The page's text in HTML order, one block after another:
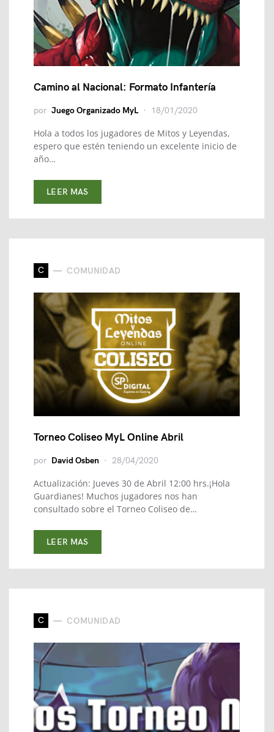
Camino al Nacional: Formato Infantería
por Juego Organizado MyL 18/01/2020
Hola a todos los jugadores de Mitos y Leyendas,
espero que estén teniendo un excelente inicio de
año…
LEER MAS
C COMUNIDAD
Torneo Coliseo MyL Online Abril
por David Osben 28/04/2020
Actualización: Jueves 30 de Abril 12:00 hrs.¡Hola
Guardianes! Muchos jugadores nos han
consultado sobre el Torneo Coliseo de…
LEER MAS
C COMUNIDAD